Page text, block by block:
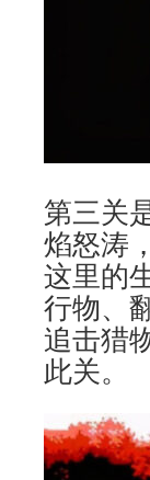
第三关
焰怒涛
这里的
行物、
追击猎
此关。